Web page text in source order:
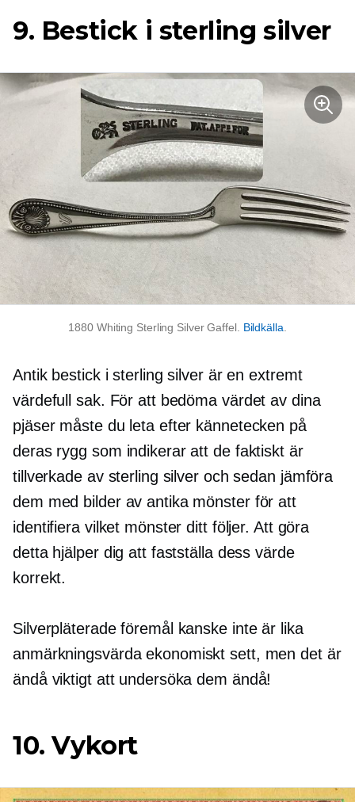
9. Bestick i sterling silver
1880 Whiting Sterling Silver Gaffel. Bildkälla
Antik bestick i sterling silver är en extremt
värdefull sak. För att bedöma värdet av dina
pjäser måste du leta efter kännetecken på
deras rygg som indikerar att de faktiskt är
tillverkade av sterling silver och sedan jämföra
dem med bilder av antika mönster för att
identifiera vilket mönster ditt följer. Att göra
detta hjälper dig att fastställa dess värde
korrekt.
Silverpläterade föremål kanske inte är lika
anmärkningsvärda ekonomiskt sett, men det är
ändå viktigt att undersöka dem ändå!
10. Vykort